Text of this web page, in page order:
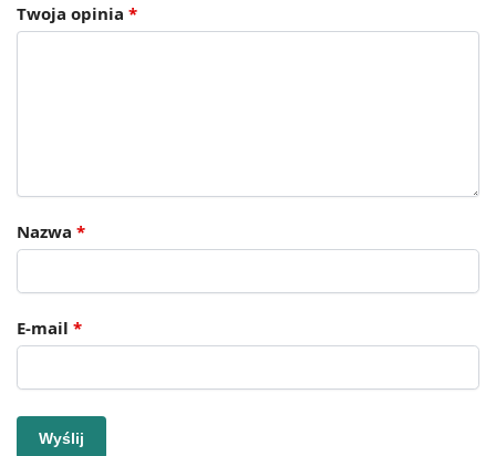
Twoja opinia *
Nazwa *
E-mail *